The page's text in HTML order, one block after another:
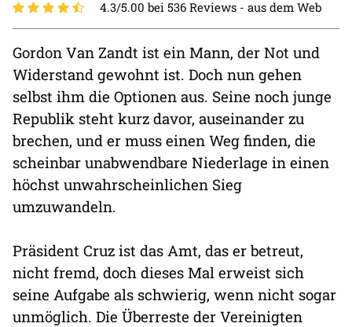
4.3/5.00 bei 536 Reviews - aus dem Web
Gordon Van Zandt ist ein Mann, der Not und
Widerstand gewohnt ist. Doch nun gehen
selbst ihm die Optionen aus. Seine noch junge
Republik steht kurz davor, auseinander zu
brechen, und er muss einen Weg finden, die
scheinbar unabwendbare Niederlage in einen
höchst unwahrscheinlichen Sieg
umzuwandeln.
Präsident Cruz ist das Amt, das er betreut,
nicht fremd, doch dieses Mal erweist sich
seine Aufgabe als schwierig, wenn nicht sogar
unmöglich. Die Überreste der Vereinigten